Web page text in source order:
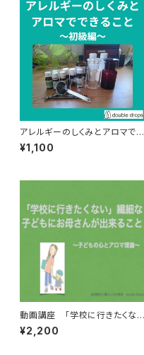
アレルギーのしくみとアロマでで
きること
¥1,100
動画講座 「学校に行きたくな
い」繊細な子どもにお母さんが
できること
¥2,200